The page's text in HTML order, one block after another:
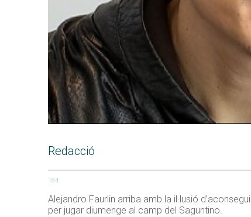
Redacció
184
Alejandro Faurlin arriba amb la il·lusió
per jugar diumenge al camp del Saguntino.